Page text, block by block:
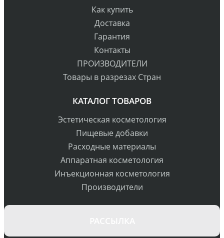
Как купить
Доставка
Гарантия
Контакты
ПРОИЗВОДИТЕЛИ
Товары в разрезах Стран
КАТАЛОГ ТОВАРОВ
Эстетическая косметология
Пищевые добавки
Расходные материалы
Аппаратная косметология
Инъекционная косметология
Производители